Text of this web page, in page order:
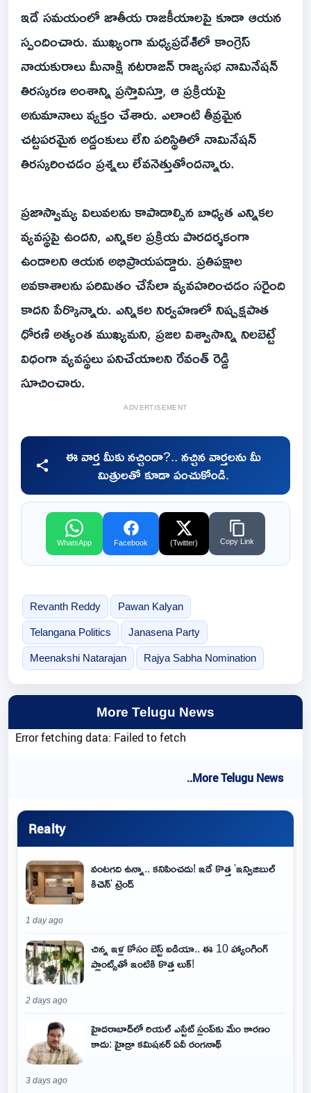
ఇదే సమయంలో జాతీయ రాజకీయాలపై కూడా ఆయన
స్పందించారు. ముఖ్యంగా మధ్యప్రదేశ్‌లో కాంగ్రెస్
నాయకురాలు మీనాక్షి నటరాజన్ రాజ్యసభ నామినేషన్
తిరస్కరణ అంశాన్ని ప్రస్తావిస్తూ, ఆ ప్రక్రియపై
అనుమానాలు వ్యక్తం చేశారు. ఎలాంటి తీవ్రమైన
చట్టపరమైన అడ్డంకులు లేని పరిస్థితిలో నామినేషన్
తిరస్కరించడం ప్రశ్నలు లేవనెత్తుతోందన్నారు.
ప్రజాస్వామ్య విలువలను కాపాడాల్సిన బాధ్యత ఎన్నికల
వ్యవస్థపై ఉందని, ఎన్నికల ప్రక్రియ పారదర్శకంగా
ఉండాలని ఆయన అభిప్రాయపడ్డారు. ప్రతిపక్షాల
అవకాశాలను పరిమితం చేసేలా వ్యవహరించడం సరైంది
కాదని పేర్కొన్నారు. ఎన్నికల నిర్వహణలో నిష్పక్షపాత
ధోరణి అత్యంత ముఖ్యమని, ప్రజల విశ్వాసాన్ని నిలబెట్టే
విధంగా వ్యవస్థలు పనిచేయాలని రేవంత్ రెడ్డి
సూచించారు.
ADVERTISEMENT
ఈ వార్త మీకు నచ్చిందా?.. నచ్చిన వార్తలను మీ
మిత్రులతో కూడా పంచుకోండి.
WhatsApp Facebook (Twitter) Copy Link
Revanth Reddy Pawan Kalyan
Telangana Politics Janasena Party
Meenakshi Natarajan Rajya Sabha Nomination
More Telugu News
Error fetching data: Failed to fetch
..More Telugu News
Realty
వంటగది ఉన్నా.. కనిపించదు! ఇదే కొత్త 'ఇన్విజిబుల్
కిచెన్' ట్రెండ్
1 day ago
చిన్న ఇళ్ల కోసం బెస్ట్ ఐడియా.. ఈ 10 హ్యాంగింగ్
ప్లాంట్స్‌తో ఇంటికి కొత్త లుక్!
2 days ago
హైదరాబాద్‌లో రియల్ ఎస్టేట్ స్లంప్‌కు మేం కారణం
కాదు: హైడ్రా కమిషనర్ ఏవీ రంగనాథ్
3 days ago